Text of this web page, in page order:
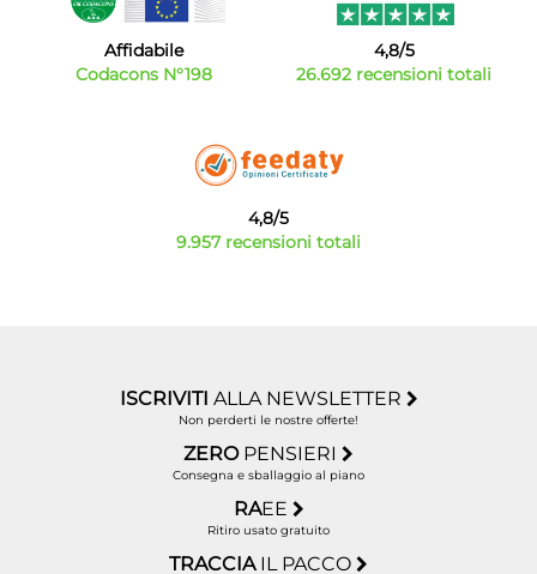
Affidabile
Codacons N°198
4,8/5
26.692 recensioni totali
4,8/5
9.957 recensioni totali
ISCRIVITI ALLA NEWSLETTER
Non perderti le nostre offerte!
ZERO PENSIERI
Consegna e sballaggio al piano
RAEE
Ritiro usato gratuito
TRACCIA IL PACCO